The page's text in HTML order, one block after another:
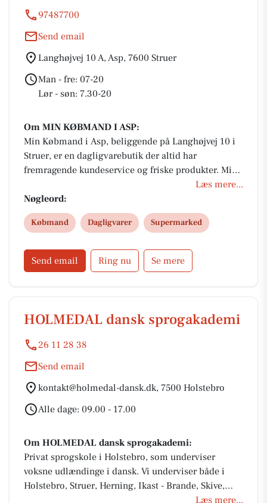
97487700
Send email
Langhøjvej 10 A, Asp, 7600 Struer
Man - fre: 07-20
Lør - søn: 7.30-20
Om MIN KØBMAND I ASP:
Min Købmand i Asp, beliggende på Langhøjvej 10 i
Struer, er en dagligvarebutik der altid har
fremragende kundeservice og friske produkter. Min
Købmand i Asp tilbyder en bred vifte af dagligvarer,
der opfylder de lokale beboeres behov.
Læs mere...
Nøgleord:
Købmand Dagligvarer Supermarked
Send email Ring nu Se mere
HOLMEDAL dansk sprogakademi
26 11 28 38
Send email
kontakt@holmedal-dansk.dk, 7500 Holstebro
Alle dage: 09.00 - 17.00
Om HOLMEDAL dansk sprogakademi:
Privat sprogskole i Holstebro, som underviser
voksne udlændinge i dansk. Vi underviser både i
Holstebro, Struer, Herning, Ikast - Brande, Skive,
Læs mere...